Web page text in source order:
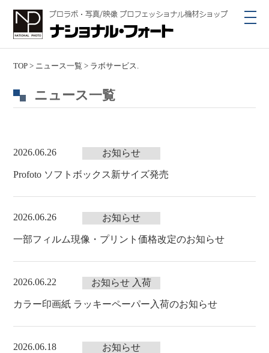
TOP > ニュース一覧 > ラボサービス.
ニュース一覧
2026.06.26 お知らせ
Profoto ソフトボックス新サイズ発売
2026.06.26 お知らせ
一部フィルム現像・プリント価格改定のお知らせ
2026.06.22 お知らせ 入荷
カラー印画紙 ラッキーペーパー入荷のお知らせ
2026.06.18 お知らせ